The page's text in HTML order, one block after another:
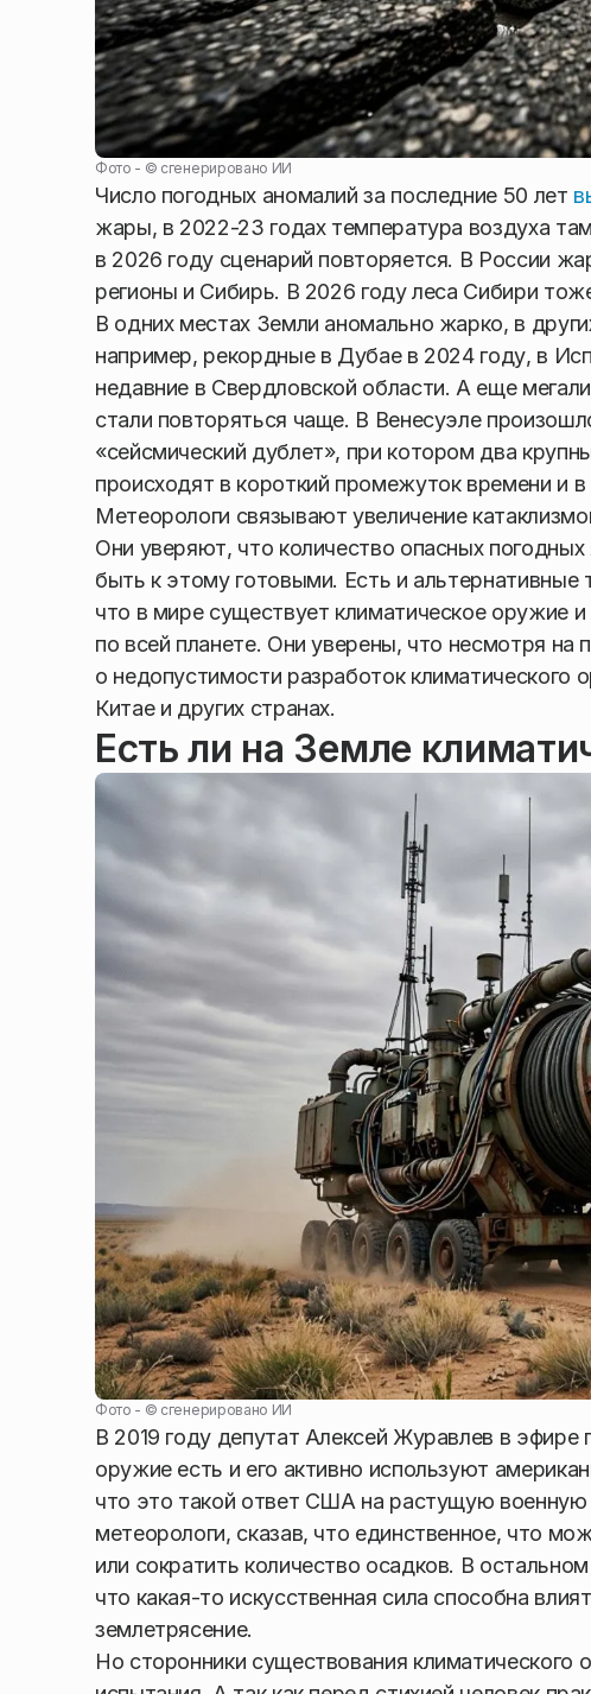
Фото - © сгенерировано ИИ
Число погодных аномалий за последние 50 лет
жары, в 2022-23 годах температура воздуха
в 2026 году сценарий повторяется. В России
регионы и Сибирь. В 2026 году леса Сибири
В одних местах Земли аномально жарко, в
например, рекордные в Дубае в 2024 году, в
недавние в Свердловской области. А еще
стали повторяться чаще. В Венесуэле
«сейсмический дублет», при котором два
происходят в короткий промежуток времени и
Метеорологи связывают увеличение
Они уверяют, что количество опасных
быть к этому готовыми. Есть и альтернативные
что в мире существует климатическое оружие
по всей планете. Они уверены, что несмотря
о недопустимости разработок
Китае и других странах.
Есть ли на Земле
Фото - © сгенерировано ИИ
В 2019 году депутат Алексей Журавлев в
оружие есть и его активно используют
что это такой ответ США на растущую
метеорологи, сказав, что единственное, что
или сократить количество осадков. В
что какая-то искусственная сила способна
землетрясение.
Но сторонники существования